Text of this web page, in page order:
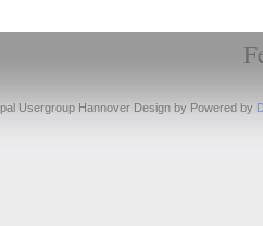
Usergroup Hannover Design by Powered by